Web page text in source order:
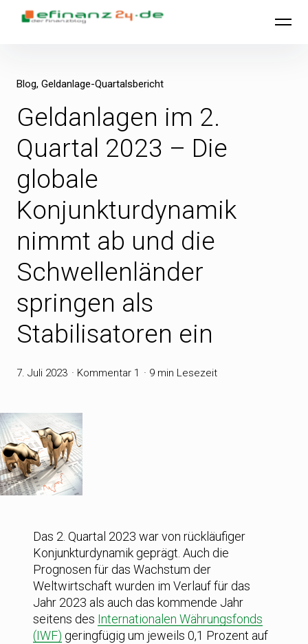
überspringen
efinanz24.de
Blog Geldanlage-Quartalsbericht
Geldanlagen im 2.
Quartal 2023 – Die
globale
Konjunkturdynamik
nimmt ab und die
Schwellenländer
springen als
Stabilisatoren ein
7. Juli 2023 Kommentar 1 9 min Lesezeit
Das 2. Quartal 2023 war von rückläufiger
Konjunkturdynamik geprägt. Auch die
Prognosen für das Wachstum der
Weltwirtschaft wurden im Verlauf für das
Jahr 2023 als auch das kommende Jahr
seitens des Internationalen Währungsfonds
(IWF) geringfügig um jeweils 0,1 Prozent auf